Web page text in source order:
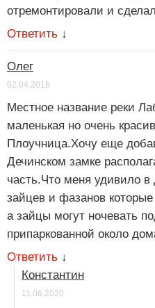
отремонтировали и
Ответить ↓
Олег
02.04.2018
Местное название реки
маленькая но очень
Плоучница.Хочу еще
Дечинском замке
часть.Что меня удивило
зайцев и фазанов
а зайцы могут ночевать
припаркованной около
Ответить ↓
Константин
11.08.2020